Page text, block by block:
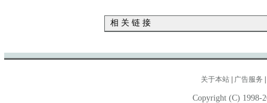
相 关 链 接
关于本站 广告服务
Copyright (C) 1998-